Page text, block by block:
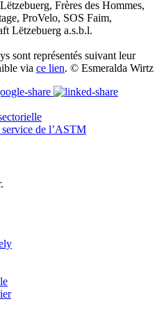
Frères des Hommes,
ProVelo, SOS Faim,
Lëtzebuerg a.s.b.l.
sont représentés suivant leur
via ce lien. © Esmeralda Wirtz
de l’ASTM